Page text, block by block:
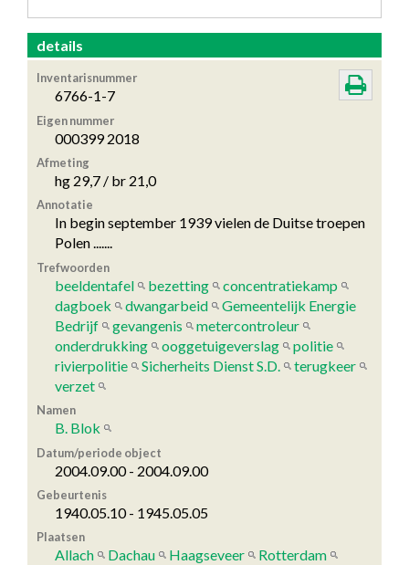
details
Inventarisnummer
6766-1-7
Eigen nummer
000399 2018
Afmeting
hg 29,7 / br 21,0
Annotatie
In begin september 1939 vielen de Duitse troepen
Polen .......
Trefwoorden
beeldentafel bezetting
concentratiekamp
dagboek
dwangarbeid
Gemeentelijk Energie
Bedrijf
gevangenis
metercontroleur
onderdrukking
ooggetuigeverslag
politie
rivierpolitie
Sicherheits Dienst S.D.
terugkeer
verzet
Namen
B. Blok
Datum/periode object
2004.09.00 - 2004.09.00
Gebeurtenis
1940.05.10 - 1945.05.05
Plaatsen
Allach Dachau Haagseveer
Rotterdam